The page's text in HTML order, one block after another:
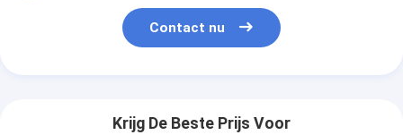
Contact nu
Krijg De Beste Prijs Voor